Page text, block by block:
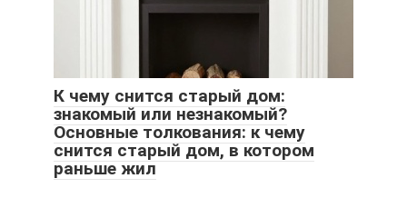
К чему снится старый дом:
знакомый или незнакомый?
Основные толкования: к чему
снится старый дом, в котором
раньше жил